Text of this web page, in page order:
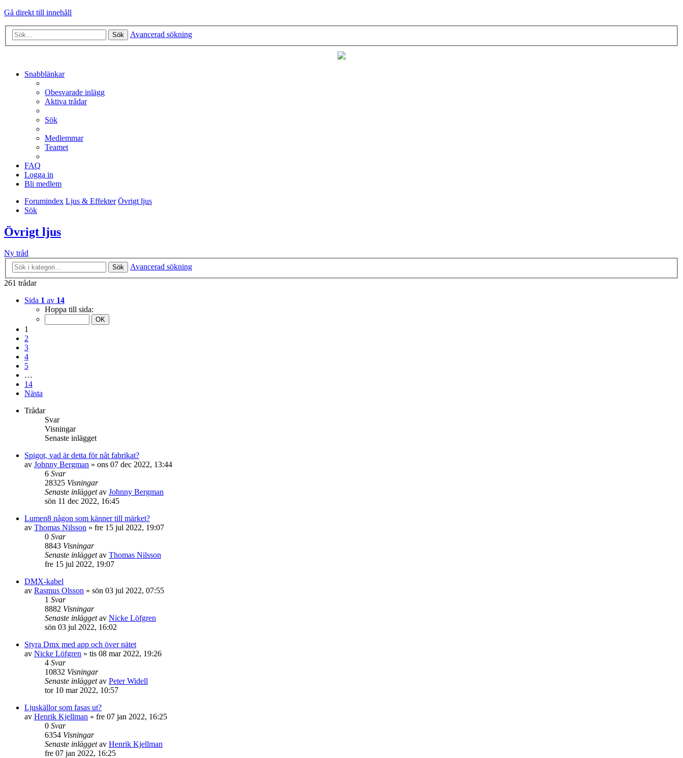
Gå direkt till innehåll
Sök Avancerad sökning
Snabblänkar
Obesvarade inlägg
Aktiva trådar
Sök
Medlemmar
Teamet
FAQ
Logga in
Bli medlem
Forumindex Ljus & Effekter Övrigt ljus
Sök
Övrigt ljus
Ny tråd
Sök
Avancerad sökning
261 trådar
Sida 1 av 14
Hoppa till sida:
1
2
3
4
5
…
14
Nästa
Trådar
Svar
Visningar
Senaste inlägget
Spigot, vad är detta för nåt fabrikat?
av Johnny Bergman » ons 07 dec 2022, 13:44
6 Svar
28325 Visningar
Senaste inläggetav Johnny Bergman
sön 11 dec 2022, 16:45
Lumen8 någon som känner till märket?
av Thomas Nilsson » fre 15 jul 2022, 19:07
0 Svar
8843 Visningar
Senaste inläggetav Thomas Nilsson
fre 15 jul 2022, 19:07
DMX-kabel
av Rasmus Olsson » sön 03 jul 2022, 07:55
1 Svar
8882 Visningar
Senaste inläggetav Nicke Löfgren
sön 03 jul 2022, 16:02
Styra Dmx med app och över nätet
av Nicke Löfgren » tis 08 mar 2022, 19:26
4 Svar
10832 Visningar
Senaste inläggetav Peter Widell
tor 10 mar 2022, 10:57
Ljuskällor som fasas ut?
av Henrik Kjellman » fre 07 jan 2022, 16:25
0 Svar
6354 Visningar
Senaste inläggetav Henrik Kjellman
fre 07 jan 2022, 16:25